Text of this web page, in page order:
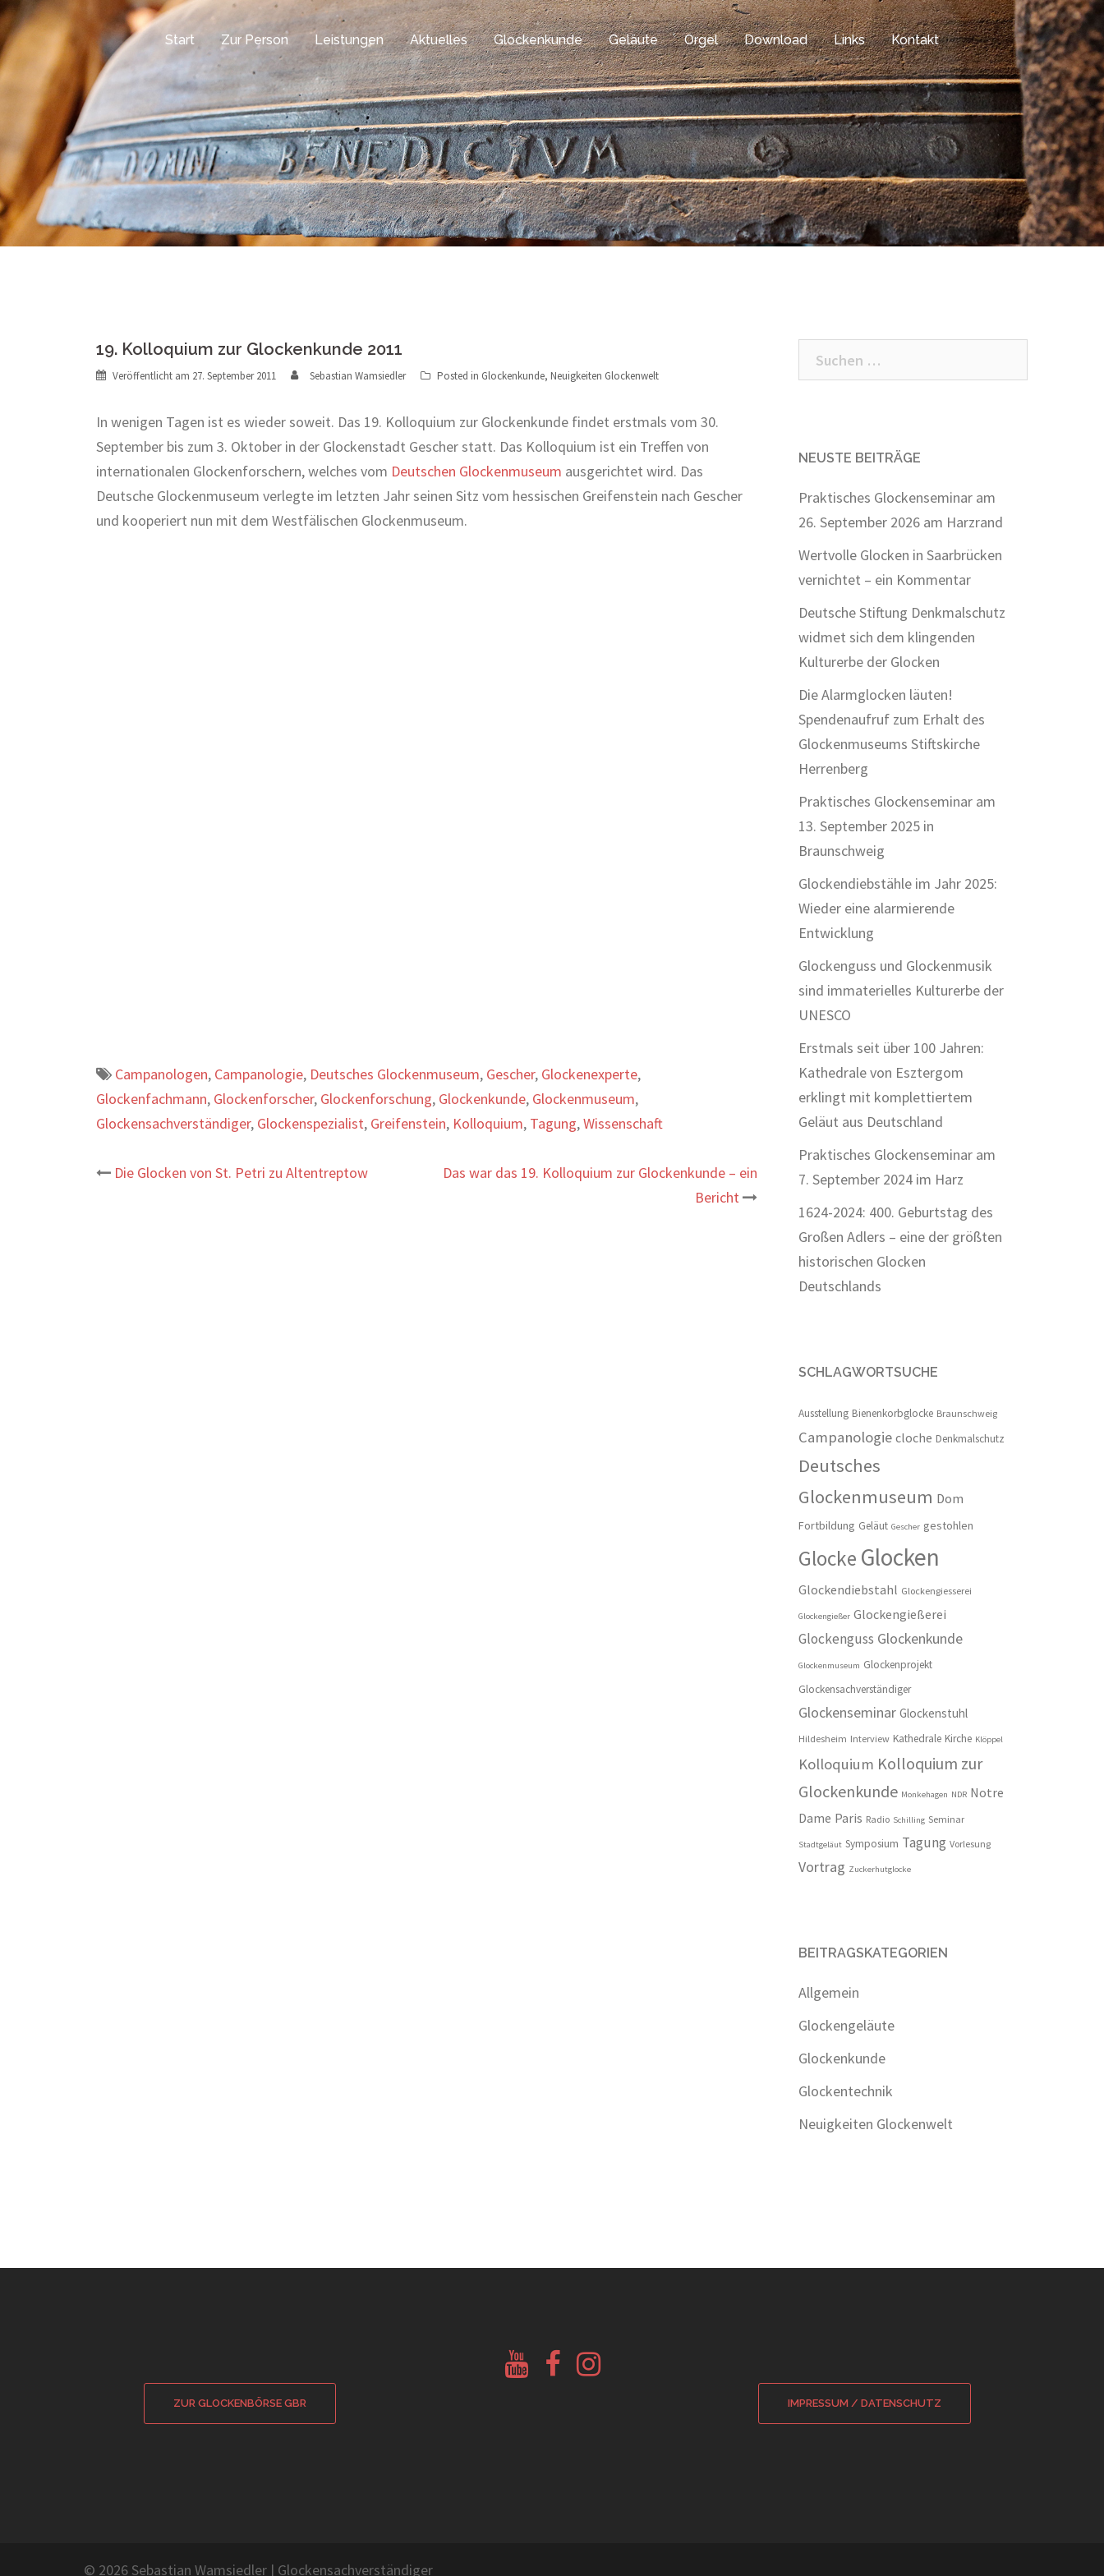
Zum
Inhalt
springen
Start Zur Person Leistungen Aktuelles Glockenkunde Geläute Orgel Download Links Kontakt
19. Kolloquium zur Glockenkunde 2011
Veröffentlicht am 27. September 2011 Sebastian Wamsiedler Posted in Glockenkunde, Neuigkeiten Glockenwelt
In wenigen Tagen ist es wieder soweit. Das 19. Kolloquium zur Glockenkunde findet erstmals vom 30.
September bis zum 3. Oktober in der Glockenstadt Gescher statt. Das Kolloquium ist ein Treffen von
internationalen Glockenforschern, welches vom Deutschen Glockenmuseum ausgerichtet wird. Das
Deutsche Glockenmuseum verlegte im letzten Jahr seinen Sitz vom hessischen Greifenstein nach Gescher
und kooperiert nun mit dem Westfälischen Glockenmuseum.
Campanologen, Campanologie, Deutsches Glockenmuseum, Gescher, Glockenexperte,
Glockenfachmann, Glockenforscher, Glockenforschung, Glockenkunde, Glockenmuseum,
Glockensachverständiger, Glockenspezialist, Greifenstein, Kolloquium, Tagung,Wissenschaft
Beitrags-
Die Glocken von St. Petri zu Altentreptow
Das war das 19. Kolloquium zur Glockenkunde – ein
Bericht
Suchen
nach:
NEUSTE BEITRÄGE
Praktisches Glockenseminar am
26. September 2026 am Harzrand
Wertvolle Glocken in Saarbrücken
vernichtet – ein Kommentar
Deutsche Stiftung Denkmalschutz
widmet sich dem klingenden
Kulturerbe der Glocken
Die Alarmglocken läuten!
Spendenaufruf zum Erhalt des
Glockenmuseums Stiftskirche
Herrenberg
Praktisches Glockenseminar am
13. September 2025 in
Braunschweig
Glockendiebstähle im Jahr 2025:
Wieder eine alarmierende
Entwicklung
Glockenguss und Glockenmusik
sind immaterielles Kulturerbe der
UNESCO
Erstmals seit über 100 Jahren:
Kathedrale von Esztergom
erklingt mit komplettiertem
Geläut aus Deutschland
Praktisches Glockenseminar am
7. September 2024 im Harz
1624-2024: 400. Geburtstag des
Großen Adlers – eine der größten
historischen Glocken
Deutschlands
SCHLAGWORTSUCHE
Ausstellung Bienenkorbglocke Braunschweig
Campanologie cloche Denkmalschutz
Deutsches
Glockenmuseum Dom
Fortbildung Geläut Gescher gestohlen
Glocke Glocken
Glockendiebstahl Glockengiesserei
Glockengießer Glockengießerei
Glockenguss Glockenkunde
Glockenmuseum Glockenprojekt
Glockensachverständiger
Glockenseminar Glockenstuhl
Hildesheim Interview Kathedrale Kirche Klöppel
Kolloquium Kolloquium zur
Glockenkunde Monkehagen NDR Notre
Dame Paris Radio Schilling Seminar
Stadtgeläut Symposium Tagung Vorlesung
Vortrag Zuckerhutglocke
BEITRAGSKATEGORIEN
Allgemein
Glockengeläute
Glockenkunde
Glockentechnik
Neuigkeiten Glockenwelt
ZUR GLOCKENBÖRSE GBR
Youtube
Glockenberatung
Facebook
Glockenbörse
Instagram
Glockenbörse
IMPRESSUM / DATENSCHUTZ
© 2026 Sebastian Wamsiedler | Glockensachverständiger